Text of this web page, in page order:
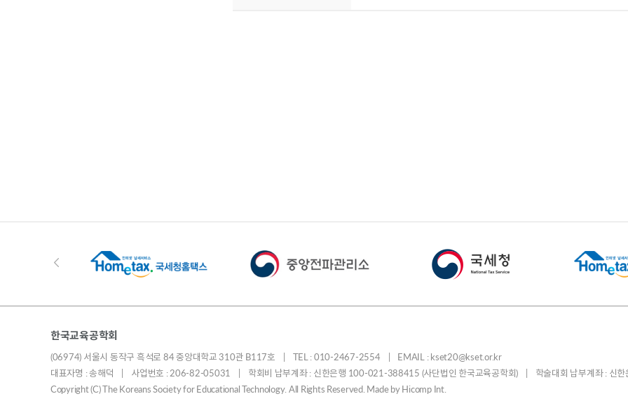
한국교육공학회
(06974) 서울시 동작구 흑석로 84 중앙대학교 310관 B117호 | TEL : 010-2467-2554 | EMAIL : kset20@kset.or.kr
대표자명 : 송해덕 | 사업번호 : 206-82-05031 | 학회비 납부계좌 : 신한은행 100-021-388415 (사단법인 한국교육공학회) | 학술대회 납부계좌 : 신한
Copyright (C) The Koreans Society for Educational Technology. All Rights Reserved. Made byHicomp Int.